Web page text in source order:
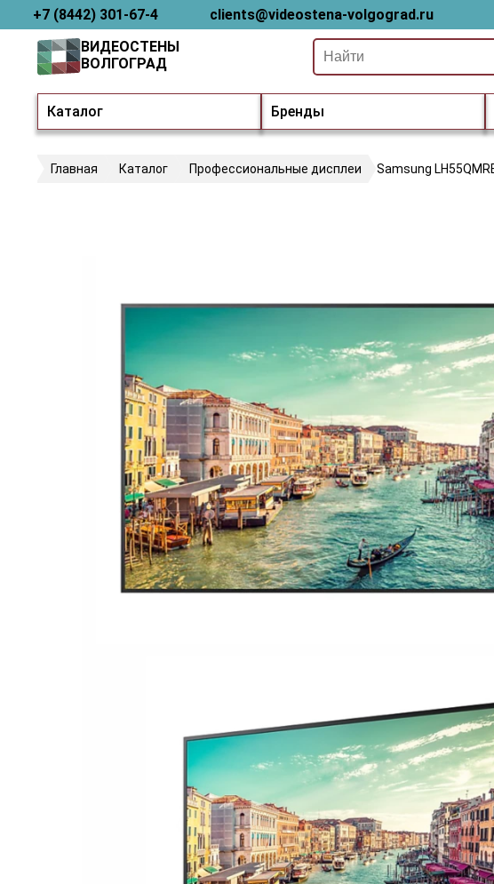
+7 (8442) 301-67-4 clients@videostena-volgograd.ru
Каталог Бренды
ВИДЕОСТЕНЫ
ВОЛГОГРАД
Главная Каталог Профессиональные дисплеи Samsung